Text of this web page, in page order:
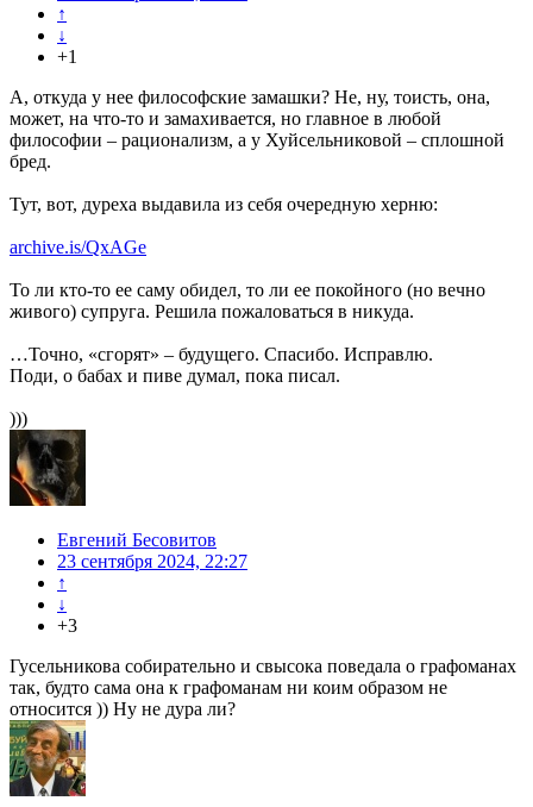
↑
↓
+1
А, откуда у нее философские замашки? Не, ну, тоисть, она,
может, на что-то и замахивается, но главное в любой
философии – рационализм, а у Хуйсельниковой – сплошной
бред.
Тут, вот, дуреха выдавила из себя очередную херню:
archive.is/QxAGe
То ли кто-то ее саму обидел, то ли ее покойного (но вечно
живого) супруга. Решила пожаловаться в никуда.
…Точно, «сгорят» – будущего. Спасибо. Исправлю.
Поди, о бабах и пиве думал, пока писал.
)))
Евгений Бесовитов
23 сентября 2024, 22:27
↑
↓
+3
Гусельникова собирательно и свысока поведала о графоманах
так, будто сама она к графоманам ни коим образом не
относится )) Ну не дура ли?